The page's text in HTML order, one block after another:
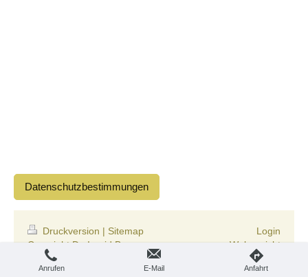
Datenschutzbestimmungen
Druckversion | Sitemap
Copyright Dr. Ingrid Brown-
Rollfinke
Login
Webansicht
Anrufen E-Mail Anfahrt